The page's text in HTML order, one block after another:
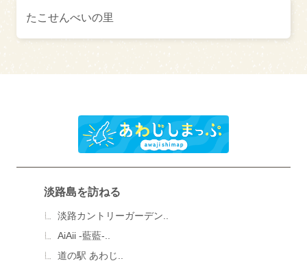
たこせんべいの里
淡路島を訪ねる
淡路カントリーガーデン..
AiAii -藍藍-..
道の駅 あわじ..